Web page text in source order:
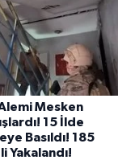
Mesken
15 İlde
Basıldı! 185
Yakalandı!